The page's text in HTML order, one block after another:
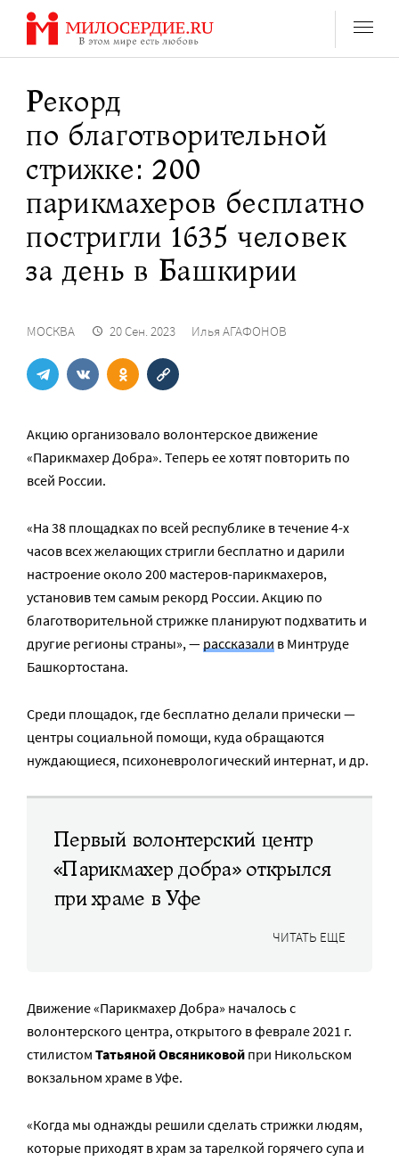
Перейти
содержанию
Рекорд
по благотворительной
стрижке: 200
парикмахеров бесплатно
постригли 1635 человек
за день в Башкирии
МОСКВА 20 Сен. 2023 Илья АГАФОНОВ
Акцию организовало волонтерское движение
«Парикмахер Добра». Теперь ее хотят повторить по
всей России.
«На 38 площадках по всей республике в течение 4-х
часов всех желающих стригли бесплатно и дарили
настроение около 200 мастеров-парикмахеров,
установив тем самым рекорд России. Акцию по
благотворительной стрижке планируют подхватить и
другие регионы страны», —рассказали в Минтруде
Башкортостана.
Среди площадок, где бесплатно делали прически —
центры социальной помощи, куда обращаются
нуждающиеся, психоневрологический интернат, и др.
Первый волонтерский центр
«Парикмахер добра» открылся
при храме в Уфе
ЧИТАТЬ ЕЩЕ
Движение «Парикмахер Добра» началось с
волонтерского центра, открытого в феврале 2021 г.
стилистом Татьяной Овсяниковой при Никольском
вокзальном храме в Уфе.
«Когда мы однажды решили сделать стрижки людям,
которые приходят в храм за тарелкой горячего супа и